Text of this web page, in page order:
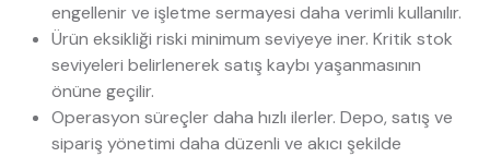
engellenir ve işletme sermayesi daha verimli kullanılır.
Ürün eksikliği riski minimum seviyeye iner. Kritik stok
seviyeleri belirlenerek satış kaybı yaşanmasının
önüne geçilir.
Operasyon süreçler daha hızlı ilerler. Depo, satış ve
sipariş yönetimi daha düzenli ve akıcı şekilde